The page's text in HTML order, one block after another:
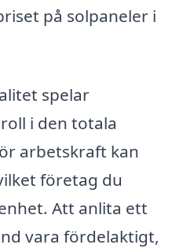
på solpaneler i
spelar
i den totala
arbetskraft kan
företag du
Att anlita ett
vara fördelaktigt,